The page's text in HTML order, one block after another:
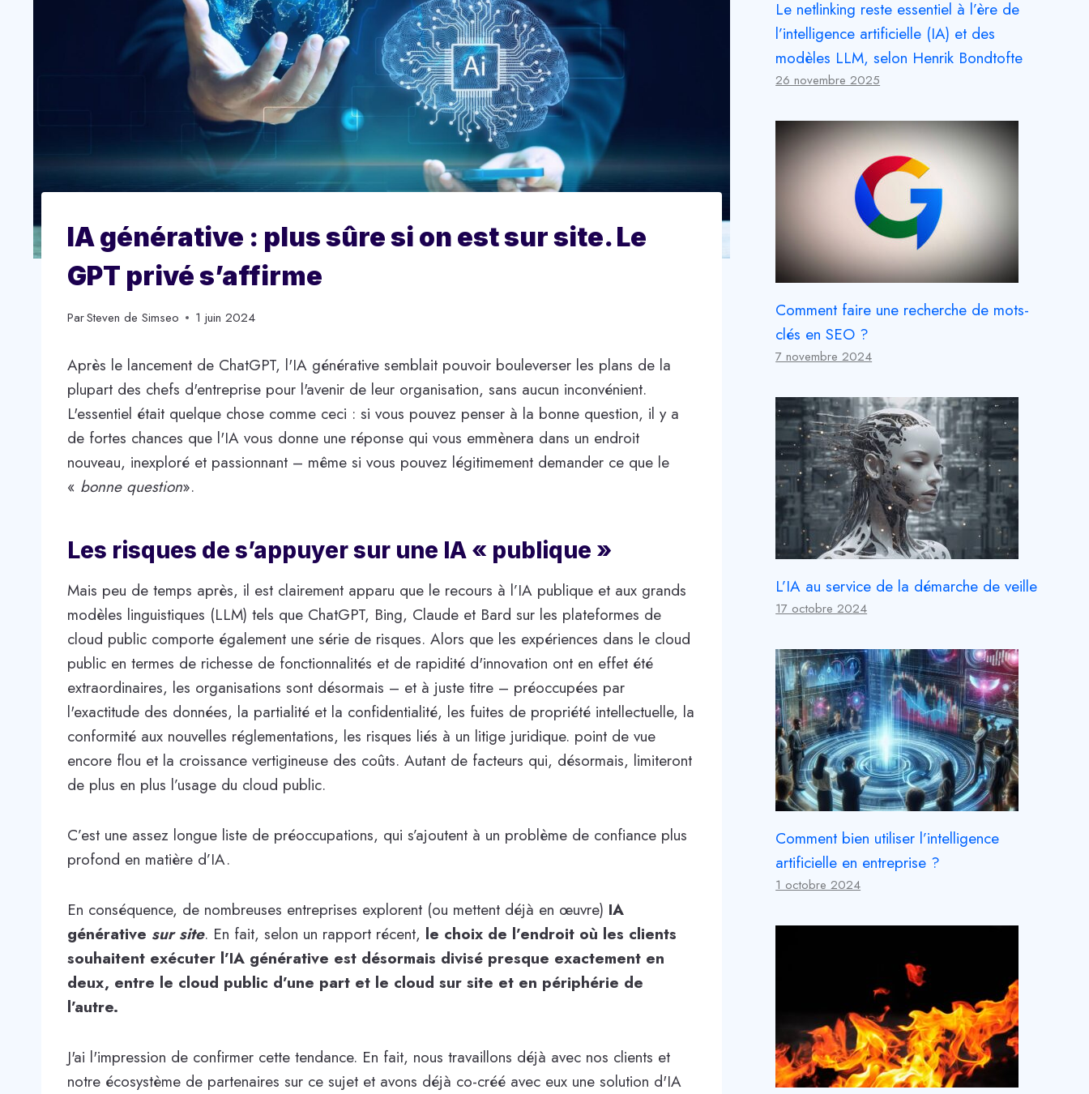
IA générative : plus sûre si on est sur site. Le
GPT privé s’affirme
ParSteven de Simseo 1 juin 2024
Après le lancement de ChatGPT, l'IA générative semblait pouvoir bouleverser les plans de la
plupart des chefs d'entreprise pour l'avenir de leur organisation, sans aucun inconvénient.
L'essentiel était quelque chose comme ceci : si vous pouvez penser à la bonne question, il y a
de fortes chances que l'IA vous donne une réponse qui vous emmènera dans un endroit
nouveau, inexploré et passionnant – même si vous pouvez légitimement demander ce que le
« bonne question».
Les risques de s’appuyer sur une IA « publique »
Mais peu de temps après, il est clairement apparu que le recours à l’IA publique et aux grands
modèles linguistiques (LLM) tels que ChatGPT, Bing, Claude et Bard sur les plateformes de
cloud public comporte également une série de risques. Alors que les expériences dans le cloud
public en termes de richesse de fonctionnalités et de rapidité d'innovation ont en effet été
extraordinaires, les organisations sont désormais – et à juste titre – préoccupées par
l'exactitude des données, la partialité et la confidentialité, les fuites de propriété intellectuelle, la
conformité aux nouvelles réglementations, les risques liés à un litige juridique. point de vue
encore flou et la croissance vertigineuse des coûts. Autant de facteurs qui, désormais, limiteront
de plus en plus l’usage du cloud public.
C’est une assez longue liste de préoccupations, qui s’ajoutent à un problème de confiance plus
profond en matière d’IA.
En conséquence, de nombreuses entreprises explorent (ou mettent déjà en œuvre) IA
générative sur site. En fait, selon un rapport récent, le choix de l’endroit où les clients
souhaitent exécuter l’IA générative est désormais divisé presque exactement en
deux, entre le cloud public d’une part et le cloud sur site et en périphérie de
l’autre.
J'ai l'impression de confirmer cette tendance. En fait, nous travaillons déjà avec nos clients et
notre écosystème de partenaires sur ce sujet et avons déjà co-créé avec eux une solution d'IA
Le netlinking reste essentiel à l’ère de
l’intelligence artificielle (IA) et des
modèles LLM, selon Henrik Bondtofte
26 novembre 2025
Comment faire une recherche de mots-
clés en SEO ?
7 novembre 2024
L’IA au service de la démarche de veille
17 octobre 2024
Comment bien utiliser l’intelligence
artificielle en entreprise ?
1 octobre 2024